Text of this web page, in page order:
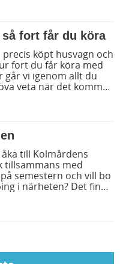
midsommar magisk!
fort får du köra
fort du får köra med
går vi igenom allt du
veta när det kommer
tillsammans med
semestern och vill bo
i närheten? Det finns